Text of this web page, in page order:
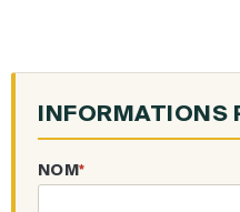
INFORMATIONS
NOM*